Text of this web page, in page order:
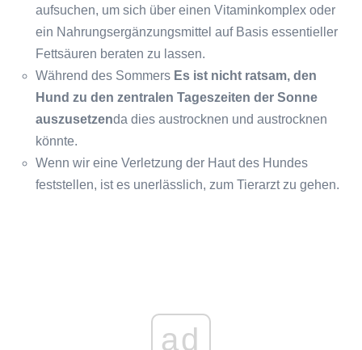
aufsuchen, um sich über einen Vitaminkomplex oder
ein Nahrungsergänzungsmittel auf Basis essentieller
Fettsäuren beraten zu lassen.
Während des Sommers Es ist nicht ratsam, den
Hund zu den zentralen Tageszeiten der Sonne
auszusetzenda dies austrocknen und austrocknen
könnte.
Wenn wir eine Verletzung der Haut des Hundes
feststellen, ist es unerlässlich, zum Tierarzt zu gehen.
ad